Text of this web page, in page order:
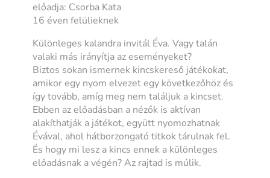
előadja: Csorba Kata
16 éven felülieknek
Különleges kalandra invitál Éva. Vagy talán
valaki más irányítja az eseményeket?
Biztos sokan ismernek kincskereső játékokat,
amikor egy nyom elvezet egy következőhöz és
így tovább, amíg meg nem találjuk a kincset.
Ebben az előadásban a nézők is aktívan
alakíthatják a játékot, együtt nyomozhatnak
Évával, ahol hátborzongató titkok tárulnak fel.
És hogy mi lesz a kincs ennek a különleges
előadásnak a végén? Az rajtad is múlik.